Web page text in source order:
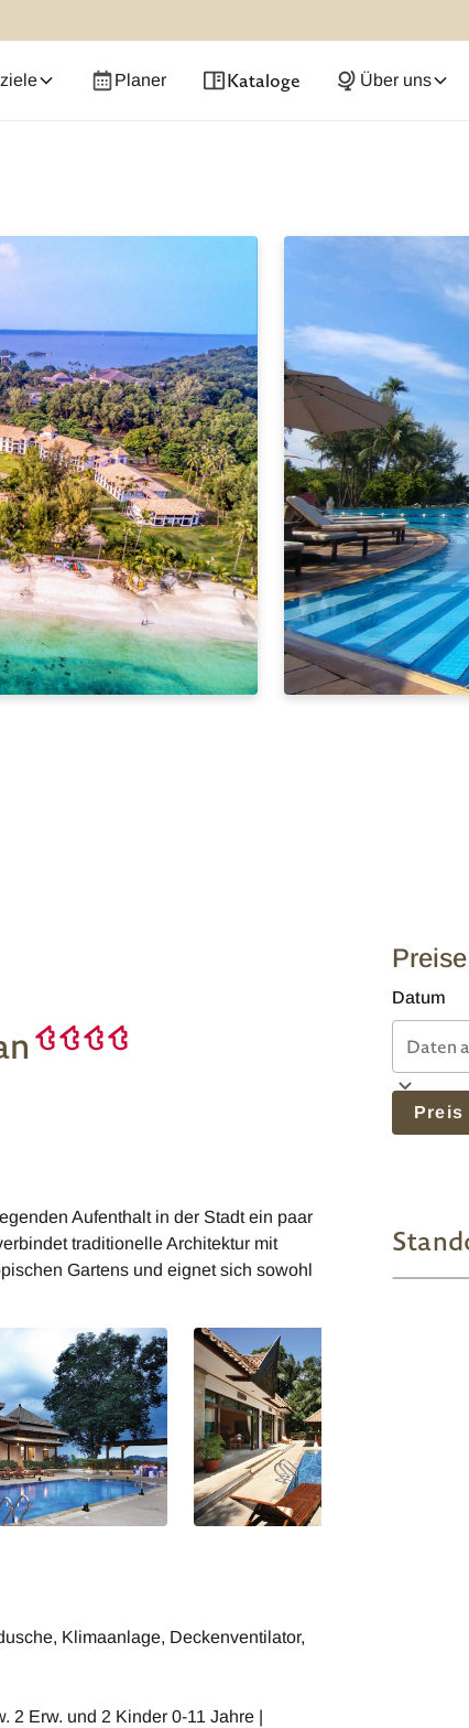
Planer Kataloge Über uns
Aufenthalt in der Stadt ein paar
traditionelle Architektur mit
Gartens und eignet sich sowohl
Klimaanlage, Deckenventilator,
2 Erw. und 2 Kinder 0-11 Jahre |
Preise
Datum
Preis